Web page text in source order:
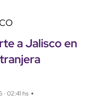
a Jalisco en
· 02:41 hs